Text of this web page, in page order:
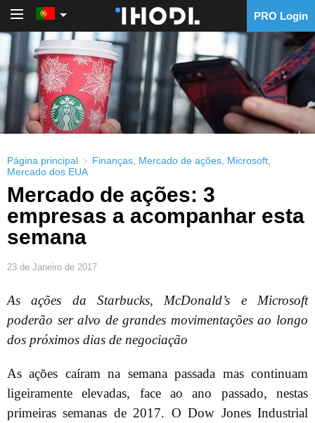
PRO Login
Página principal Finanças Mercado de ações Microsoft
Mercado dos EUA
Mercado de ações: 3
empresas a acompanhar esta
semana
23 de Janeiro de 2017
As ações da Starbucks, McDonald’s e Microsoft
poderão ser alvo de grandes movimentações ao longo
dos próximos dias de negociação
As ações caíram na semana passada mas continuam
ligeiramente elevadas, face ao ano passado, nestas
primeiras semanas de 2017. O Dow Jones Industrial